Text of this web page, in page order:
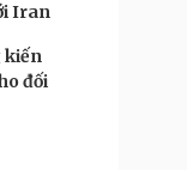
Iran
kiến
đối